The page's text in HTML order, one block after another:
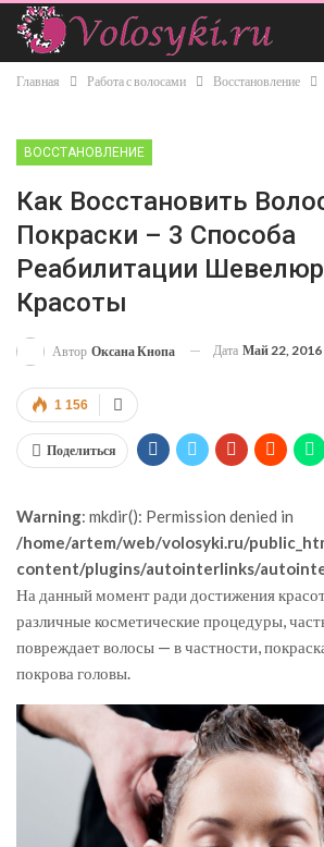
Главная Работа с волосами Восстановление
ВОССТАНОВЛЕНИЕ
Как Восстановить
Покраски – 3 Способа
Реабилитации
Красоты
Автор Оксана Кнопа Дата Май 22, 2016
1 156
Поделиться
Warning: mkdir(): Permission denied in
/home/artem/web/volosyki.ru/
content/plugins/autointerlinks/
На данный момент ради достижения
различные косметические процедуры,
повреждает волосы — в частности,
покрова головы.